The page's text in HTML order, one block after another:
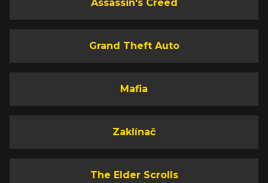
Assassin's Creed
Grand Theft Auto
Mafia
Zaklínač
The Elder Scrolls